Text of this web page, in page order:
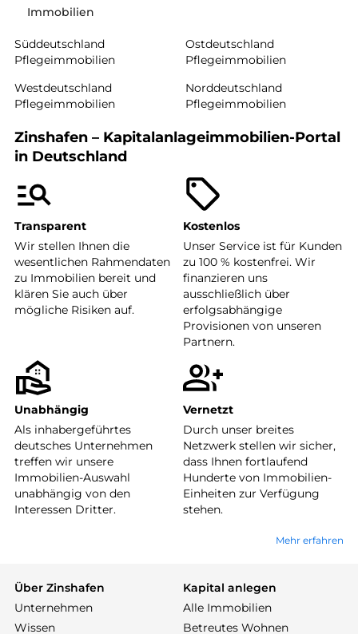
Immobilien
Süddeutschland
Pflegeimmobilien
Ostdeutschland
Pflegeimmobilien
Westdeutschland
Pflegeimmobilien
Norddeutschland
Pflegeimmobilien
Zinshafen – Kapitalanlageimmobilien-Portal
in Deutschland
Transparent
Wir stellen Ihnen die
wesentlichen Rahmendaten
zu Immobilien bereit und
klären Sie auch über
mögliche Risiken auf.
Kostenlos
Unser Service ist für Kunden
zu 100 % kostenfrei. Wir
finanzieren uns
ausschließlich über
erfolgsabhängige
Provisionen von unseren
Partnern.
Unabhängig
Als inhabergeführtes
deutsches Unternehmen
treffen wir unsere
Immobilien-Auswahl
unabhängig von den
Interessen Dritter.
Vernetzt
Durch unser breites
Netzwerk stellen wir sicher,
dass Ihnen fortlaufend
Hunderte von Immobilien-
Einheiten zur Verfügung
stehen.
Mehr erfahren
Über Zinshafen
Unternehmen
Wissen
Kapital anlegen
Alle Immobilien
Betreutes Wohnen